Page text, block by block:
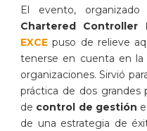
El evento,
Chartered Controller
EXCE puso de relieve
tenerse en cuenta en
organizaciones. Sirvió
práctica de dos grandes
de control de gestión
de una estrategia de